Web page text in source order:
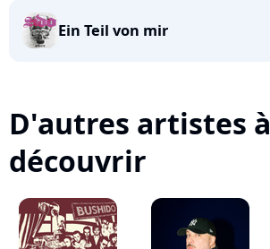
Ein Teil von mir
D'autres artistes à
découvrir